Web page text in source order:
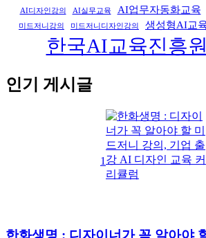
AI디자인강의 AI실무교육 AI업무자동화교육
미드저니강의 미드저니디자인강의 생성형AI교
한국AI교육진흥원
인기 게시글
1
한화생명 : 디자이너가 꼭 알아야